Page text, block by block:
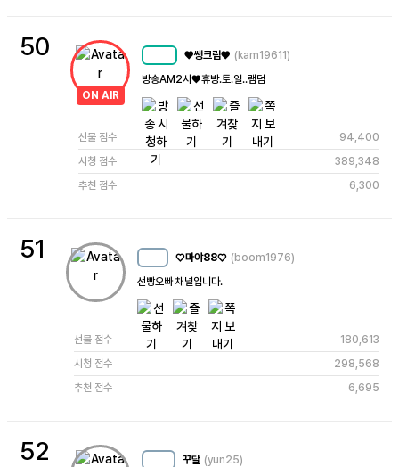
50
ON AIR
♥쌩크림♥ (kam19611)
방송AM2시♥️휴방.토.일..램덤
선물 점수
94,400
시청 점수
389,348
추천 점수
6,300
51 ♡마야88♡ (boom1976)
선빵오빠 채널입니다.
선물 점수
180,613
시청 점수
298,568
추천 점수
6,695
52 꾸달 (yun25)